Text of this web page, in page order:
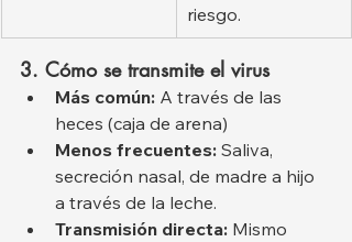
riesgo.
3. Cómo se transmite el virus
Más común: A través de las
heces (caja de arena)
Menos frecuentes: Saliva,
secreción nasal, de madre a hijo
a través de la leche.
Transmisión directa: Mismo